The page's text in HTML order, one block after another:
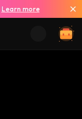
Learn more